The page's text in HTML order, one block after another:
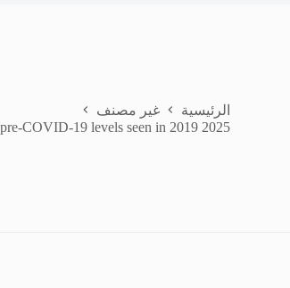
الرئيسية
غير مصنف
2025 marks the first true return to pre-COVID-19 levels seen in 2019